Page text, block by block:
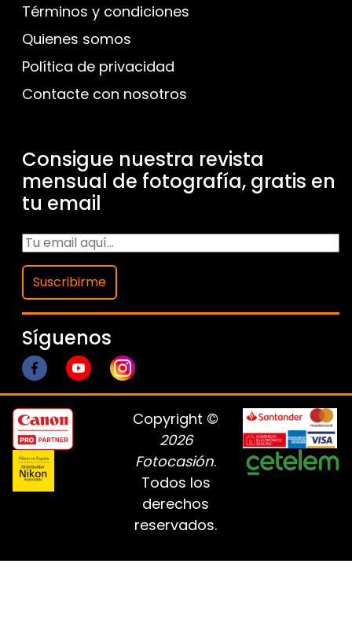
Términos y condiciones
Quienes somos
Política de privacidad
Contacte con nosotros
Consigue nuestra revista
mensual de fotografía, gratis en
tu email
Suscribirme
Síguenos
Copyright ©
2026
Fotocasión.
Todos los
derechos
reservados.